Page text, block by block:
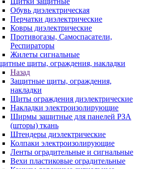
Обувь диэлектрическая
Перчатки диэлектрические
Ковры диэлектрические
Противогазы, Самоспасатели,
Респираторы
Жилеты сигнальные
щиты, ограждения, накладки
Назад
Защитные щиты, ограждения,
накладки
Щиты ограждения диэлектрические
Накладки электроизолирующие
Ширмы защитные для панелей РЗА
(шторы) ткань
Штендеры диэлектрические
Колпаки электроизолирующие
Ленты оградительные и сигнальные
Вехи пластиковые оградительные